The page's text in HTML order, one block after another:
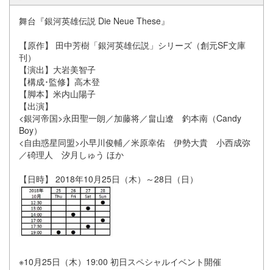
舞台『銀河英雄伝説 Die Neue These』
【原作】 田中芳樹「銀河英雄伝説」シリーズ（創元SF文庫
刊）
【演出】大岩美智子
【構成･監修】高木登
【脚本】米内山陽子
【出演】
<銀河帝国>永田聖一朗／加藤将／畠山遼 釣本南（Candy
Boy）
<自由惑星同盟>小早川俊輔／米原幸佑 伊勢大貴 小西成弥
／碕理人 汐月しゅう ほか
【日時】 2018年10月25日（木）～28日（日）
※10月25日（木）19:00 初日スペシャルイベント開催